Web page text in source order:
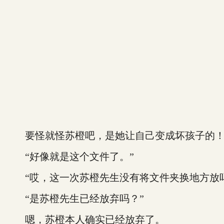
要怪就怪苏橙吧，是她让自己变成坏孩子的
“好像就是这个文件了。”
“哎，这一次苏橙先生没有将文件夹换地方放
“是苏橙先生已经放弃吗？”
嗯，苏橙本人确实已经放弃了。